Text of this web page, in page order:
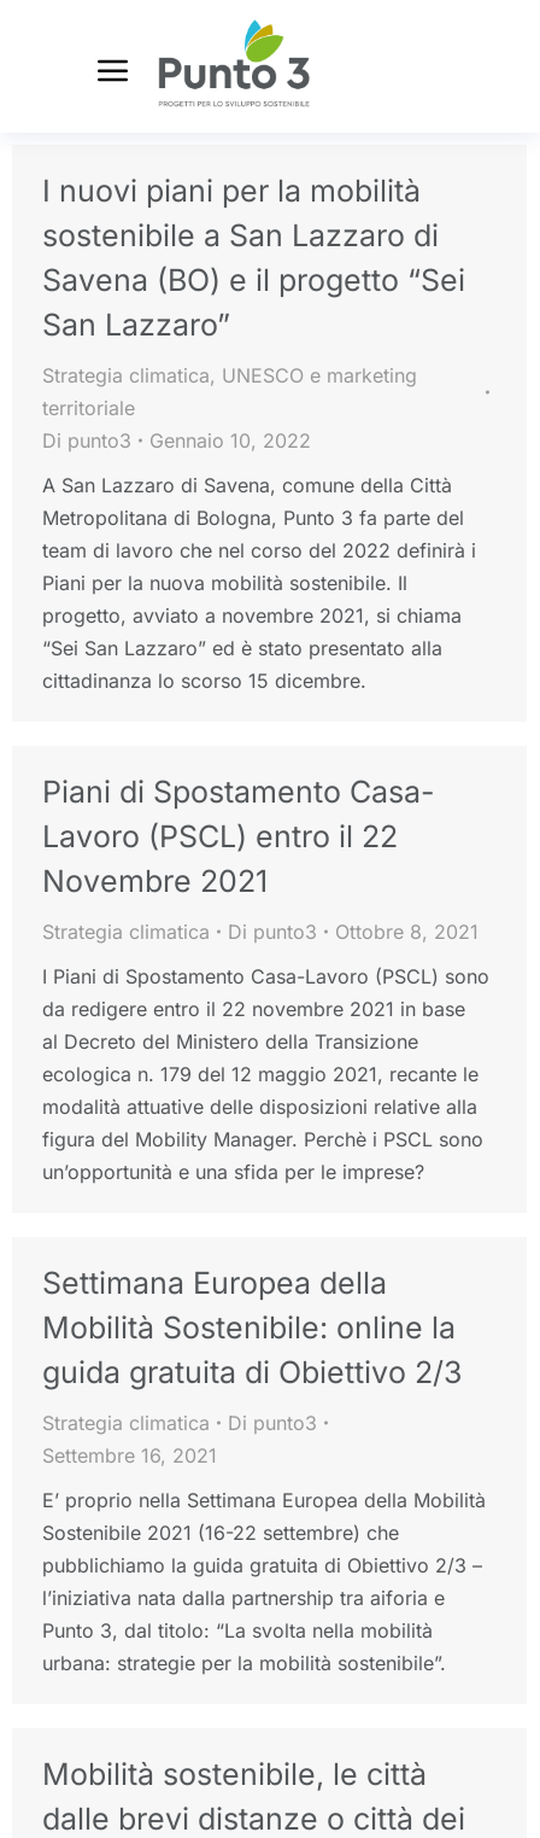
I nuovi piani per la mobilità
sostenibile a San Lazzaro di
Savena (BO) e il progetto “Sei
San Lazzaro”
Strategia climatica, UNESCO e marketing
territoriale
Di punto3
Gennaio 10, 2022
A San Lazzaro di Savena, comune della Città
Metropolitana di Bologna, Punto 3 fa parte del
team di lavoro che nel corso del 2022 definirà i
Piani per la nuova mobilità sostenibile. Il
progetto, avviato a novembre 2021, si chiama
“Sei San Lazzaro” ed è stato presentato alla
cittadinanza lo scorso 15 dicembre.
Piani di Spostamento Casa-
Lavoro (PSCL) entro il 22
Novembre 2021
Strategia climatica Di punto3
Ottobre 8, 2021
I Piani di Spostamento Casa-Lavoro (PSCL) sono
da redigere entro il 22 novembre 2021 in base
al Decreto del Ministero della Transizione
ecologica n. 179 del 12 maggio 2021, recante le
modalità attuative delle disposizioni relative alla
figura del Mobility Manager. Perchè i PSCL sono
un’opportunità e una sfida per le imprese?
Settimana Europea della
Mobilità Sostenibile: online la
guida gratuita di Obiettivo 2/3
Strategia climatica Di punto3
Settembre 16, 2021
E’ proprio nella Settimana Europea della Mobilità
Sostenibile 2021 (16-22 settembre) che
pubblichiamo la guida gratuita di Obiettivo 2/3 –
l’iniziativa nata dalla partnership tra aiforia e
Punto 3, dal titolo: “La svolta nella mobilità
urbana: strategie per la mobilità sostenibile”.
Mobilità sostenibile, le città
dalle brevi distanze o città dei